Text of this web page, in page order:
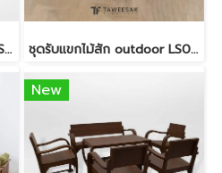
ชุดรับแขกไม้สักแกะลายช้าง LS043 ชุดรับแขกไม้สัก outdoor LS051
New